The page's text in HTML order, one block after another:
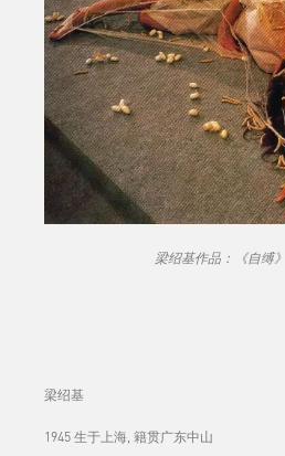
梁绍基作品：《自缚
梁绍基
1945 生于上海, 籍贯广东中山